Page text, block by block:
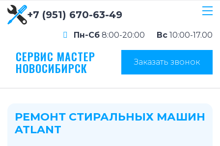
+7 (951) 670-63-49
Пн-Сб 8:00-20:00 Вс 10:00-17.00
СЕРВИС МАСТЕР
НОВОСИБИРСК Заказать звонок
РЕМОНТ СТИРАЛЬНЫХ МАШИН
ATLANT